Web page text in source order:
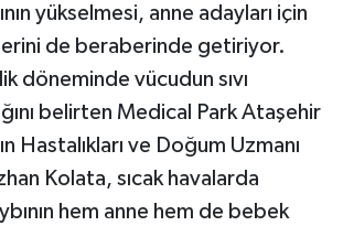
yükselmesi, anne adayları için
de beraberinde getiriyor.
döneminde vücudun sıvı
belirten Medical Park Ataşehir
Hastalıkları ve Doğum Uzmanı
Kolata, sıcak havalarda
hem anne hem de bebek